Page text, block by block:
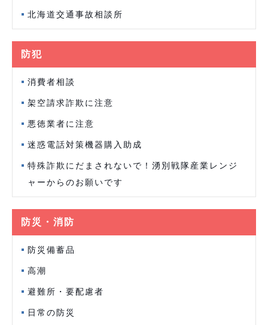
北海道交通事故相談所
防犯
消費者相談
架空請求詐欺に注意
悪徳業者に注意
迷惑電話対策機器購入助成
特殊詐欺にだまされないで！湧別戦隊産業レンジ
ャーからのお願いです
防災・消防
防災備蓄品
高潮
避難所・要配慮者
日常の防災